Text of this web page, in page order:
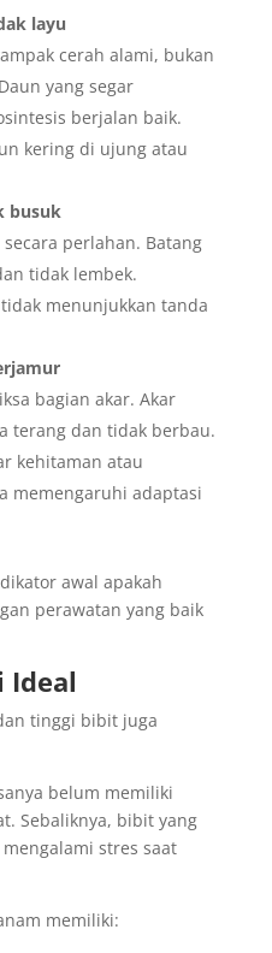
layu
cerah alami, bukan
yang segar
berjalan baik.
kering di ujung atau
busuk
perlahan. Batang
tidak lembek.
menunjukkan tanda
bagian akar. Akar
terang dan tidak berbau.
kehitaman atau
memengaruhi adaptasi
awal apakah
perawatan yang baik
Ideal
tinggi bibit juga
belum memiliki
Sebaliknya, bibit yang
stres saat
memiliki: